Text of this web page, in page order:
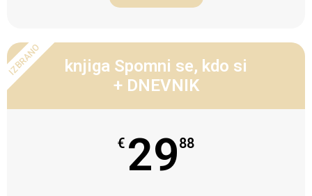
knjiga Spomni se, kdo si
+ DNEVNIK
€ 2988
IZBRANO